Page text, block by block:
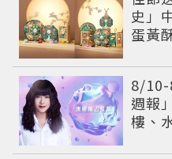
史」
蛋黃
8/10-
週報
樓、